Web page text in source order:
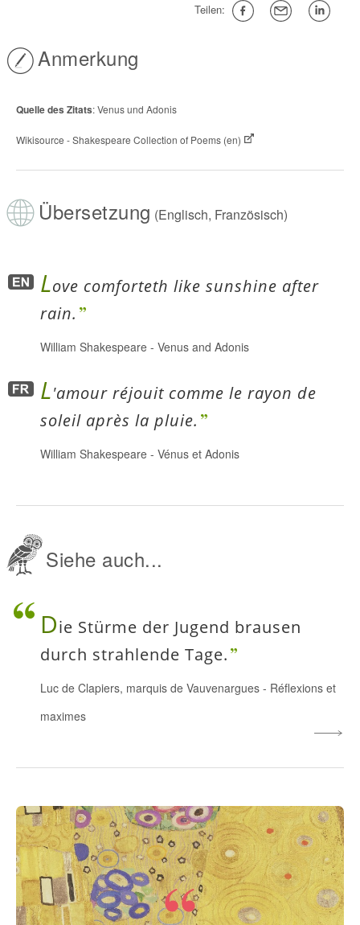
Teilen:
Anmerkung
Quelle des Zitats: Venus und Adonis
Wikisource - Shakespeare Collection of Poems (en)
Übersetzung (Englisch, Französisch)
Love comforteth like sunshine after
rain.
William Shakespeare - Venus and Adonis
L'amour réjouit comme le rayon de
soleil après la pluie.
William Shakespeare - Vénus et Adonis
Siehe auch...
Die Stürme der Jugend brausen
durch strahlende Tage.
Luc de Clapiers, marquis de Vauvenargues - Réflexions et
maximes